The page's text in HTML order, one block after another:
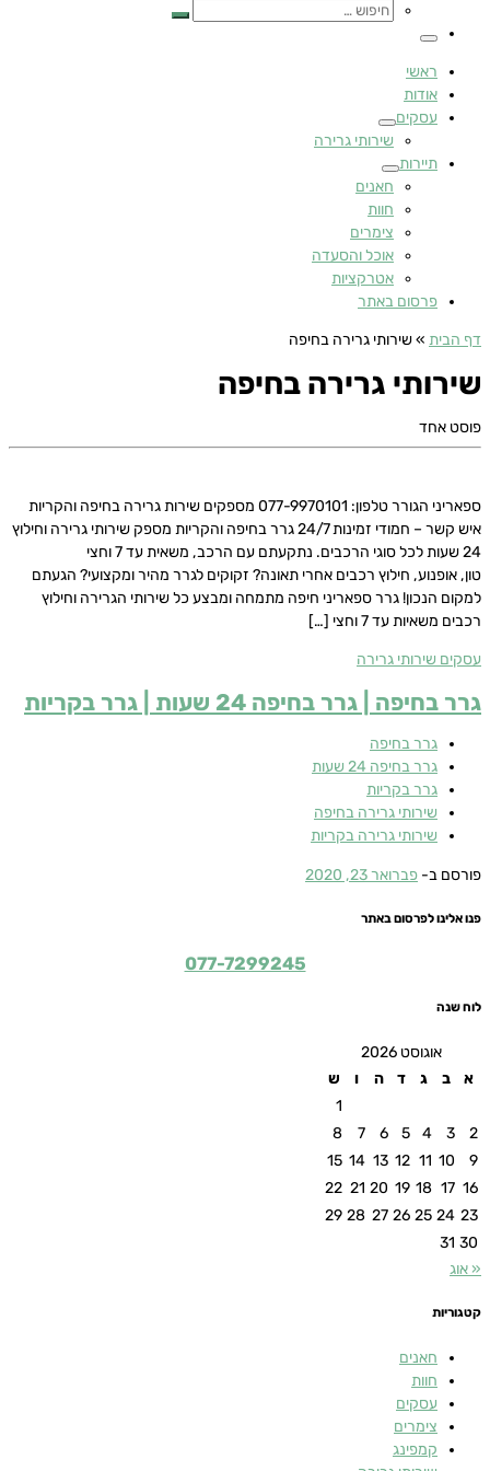
חיפוש
חיפוש
תפריט
ראשי
אודות
עסקים
שירותי גרירה
תיירות
חאנים
חוות
צימרים
אוכל והסעדה
אטרקציות
פרסום באתר
דף הבית »שירותי גרירה בחיפה
שירותי גרירה בחיפה
פוסט אחד
ספאריני הגורר טלפון: 077-9970101 מספקים שירות גרירה בחיפה והקריות
איש קשר – חמודי זמינות 24/7 גרר בחיפה והקריות מספק שירותי גרירה וחילוץ
24 שעות לכל סוגי הרכבים. נתקעתם עם הרכב, משאית עד 7 וחצי
טון, אופנוע, חילוץ רכבים אחרי תאונה? זקוקים לגרר מהיר ומקצועי? הגעתם
למקום הנכון! גרר ספאריני חיפה מתמחה ומבצע כל שירותי הגרירה וחילוץ
רכבים משאיות עד 7 וחצי […]
עסקים שירותי גרירה
גרר בחיפה​ | גרר בחיפה 24 שעות | גרר בקריות
גרר בחיפה
גרר בחיפה 24 שעות
גרר בקריות
שירותי גרירה בחיפה
שירותי גרירה בקריות
פורסם ב- פברואר 23, 2020
פנו אלינו לפרסום באתר
077-7299245
לוח שנה
אוגוסט 2026
א
ב ג ד ה ו
ש
1
2
3
4
5
6
7
8
9
10
11
12
13
14
15
16
17
18
19
20
21
22
23
24
25
26
27
28
29
30
31
« אוג
קטגוריות
חאנים
חוות
עסקים
צימרים
קמפינג